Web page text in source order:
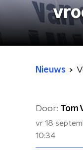
Nieuws
Door: Tom
vr 18
10:34